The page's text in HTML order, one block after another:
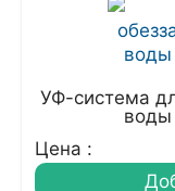
УФ-система
воды
Цена :